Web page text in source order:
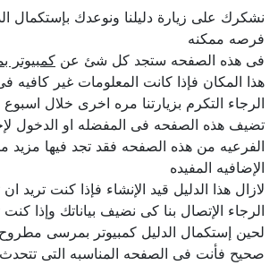
نشكرك على زيارة دليلنا ونوعدك بإستكمال
فرصه ممكنه
فى هذه الصفحه ستجد كل شئ عنكمبيوتر
هذا المكان فإذا كانت المعلومات غير كافيه فى
الرجاء التكرم بزيارتنا مره اخرى خلال اسبوع ..
تضيف هذه الصفحه فى المفضله او الدخول
الفرعيه من هذه الصفحه فقد تجد فيها مزيد من
الإضافيه المفيده
لازال هذا الدليل قيد الإنشاء فإذا كنت تريد
الرجاء الإتصال بنا كى نضيف بياناتك وإذا كنت
لحين إستكمال الدليل كمبيوتر بمرسى مطروح
صحيح فأنت فى الصفحه المناسبه التى تتحدث